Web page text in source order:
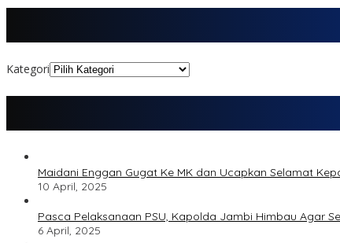
Kategori
Maidani Enggan Gugat Ke MK dan Ucapkan Selamat
10 April, 2025
Pasca Pelaksanaan PSU, Kapolda Jambi Himbau Agar
6 April, 2025